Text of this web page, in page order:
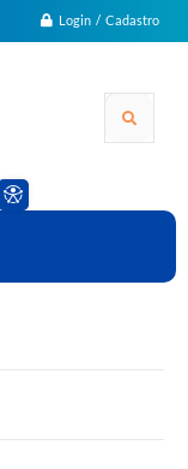
Login / Cadastro